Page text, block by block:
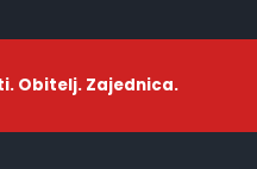
Obitelj. Zajednica.